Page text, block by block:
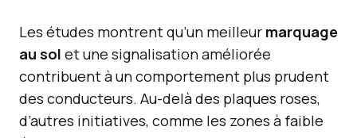
Les études montrent qu’un meilleur marquage
au sol et une signalisation améliorée
contribuent à un comportement plus prudent
des conducteurs. Au-delà des plaques roses,
d’autres initiatives, comme les zones à faible